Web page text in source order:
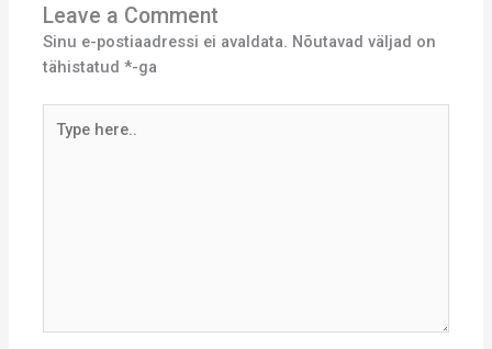
Leave a Comment
Sinu e-postiaadressi ei avaldata. Nõutavad väljad on
tähistatud*-ga
here..